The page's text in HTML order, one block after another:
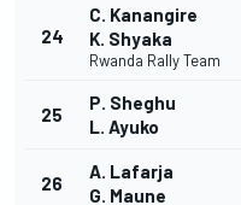
24
C. Kanangire
K. Shyaka
Rwanda Rally Team
25
P. Sheghu
L. Ayuko
26
A. Lafarja
G. Maune